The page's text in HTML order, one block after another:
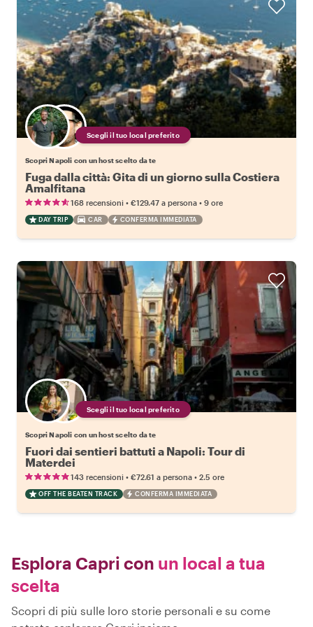
Scegli il tuo local preferito
Scopri Napoli con un host scelto da te
Fuga dalla città: Gita di un giorno sulla Costiera
Amalfitana
168 recensioni • €129.47 a persona • 9 ore
DAY TRIP CAR CONFERMA IMMEDIATA
Scegli il tuo local preferito
Scopri Napoli con un host scelto da te
Fuori dai sentieri battuti a Napoli: Tour di
Materdei
143 recensioni • €72.61 a persona • 2.5 ore
OFF THE BEATEN TRACK CONFERMA IMMEDIATA
Esplora Capri con un local a tua
scelta
Scopri di più sulle loro storie personali e su come